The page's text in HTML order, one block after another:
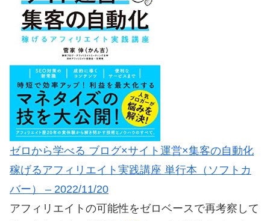
ゼロから学べる ブログ×サイト運営×集客の自動化
稼げるアフィリエイト実践講座 単行本（ソフトカ
バー） – 2022/11/20
アフィリエイトの可能性をゼロベースで再考察して